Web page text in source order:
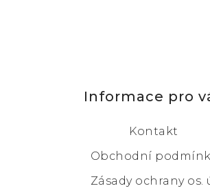
Informace pro
Kontakt
Obchodní
Zásady ochrany os.